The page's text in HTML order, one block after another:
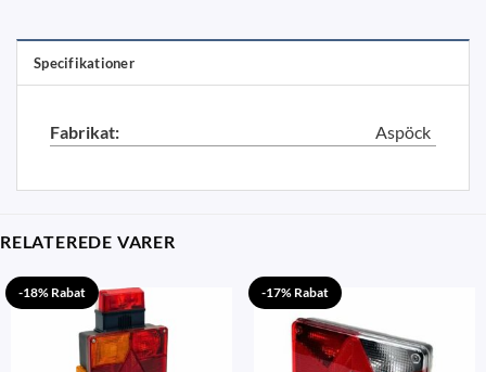
Specifikationer
Fabrikat: Aspöck
RELATEREDE VARER
-18% Rabat -17% Rabat